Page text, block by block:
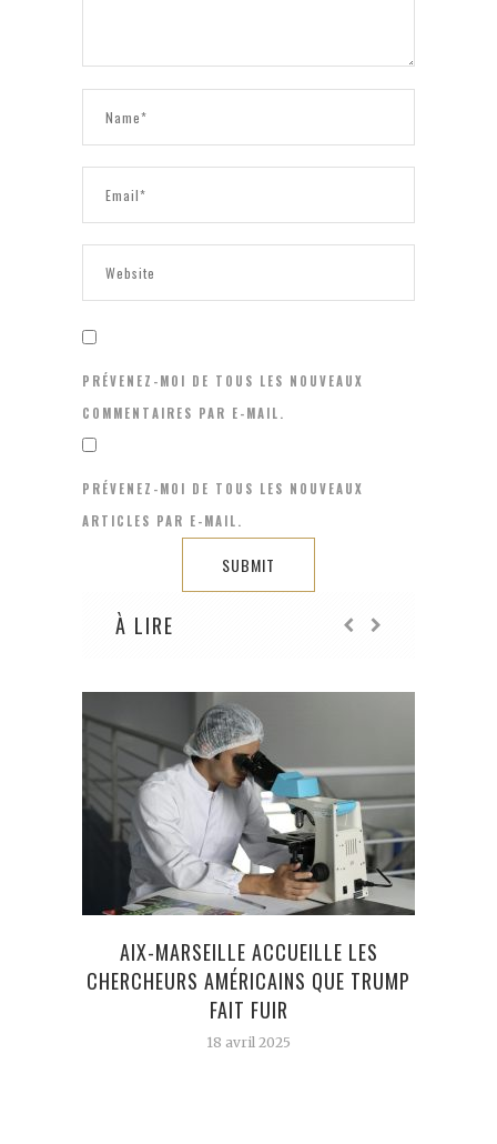
PRÉVENEZ-MOI DE TOUS LES NOUVEAUX
COMMENTAIRES PAR E-MAIL.
PRÉVENEZ-MOI DE TOUS LES NOUVEAUX
ARTICLES PAR E-MAIL.
À LIRE
AIX-MARSEILLE ACCUEILLE LES
CHERCHEURS AMÉRICAINS QUE TRUMP
FAIT FUIR
18 avril 2025